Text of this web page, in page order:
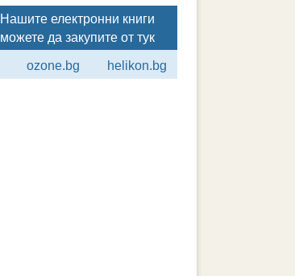
Нашите електронни книги
можете да закупите от тук
ozone.bg helikon.bg